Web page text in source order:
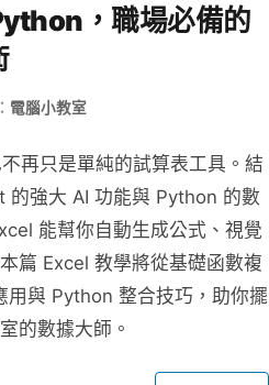
，職場必備的
電腦小教室
再只是單純的試算表工具。結
強大 AI 功能與 Python 的數
能幫你自動生成公式、視覺
篇 Excel 教學將從基礎函數複
用與 Python 整合技巧，助你擺
的數據大師。